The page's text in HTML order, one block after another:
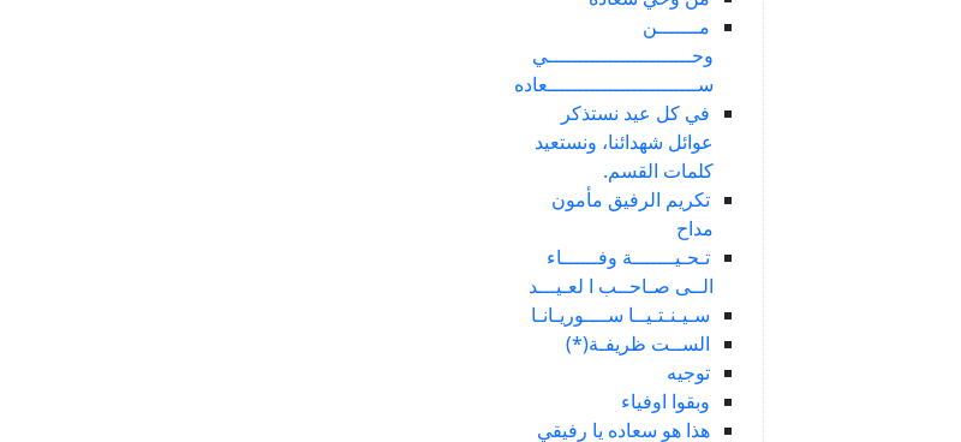
مـــــــن
وحــــــــــــــــــــــــي
ســـــــــــــــــــــــــعاده
في كل عيد نستذكر
عوائل شهدائنا، ونستعيد
كلمات القسم.
تكريم الرفيق مأمون
مداح
تـحـيـــــــة وفــــــاء
الــى صـاحــب ا لعـيـــد
سـيـنـتـيــا ســــوريـانـا
الســت ظريفـة(*)
توجيه
وبقوا اوفياء
هذا هو سعاده يا رفيقي